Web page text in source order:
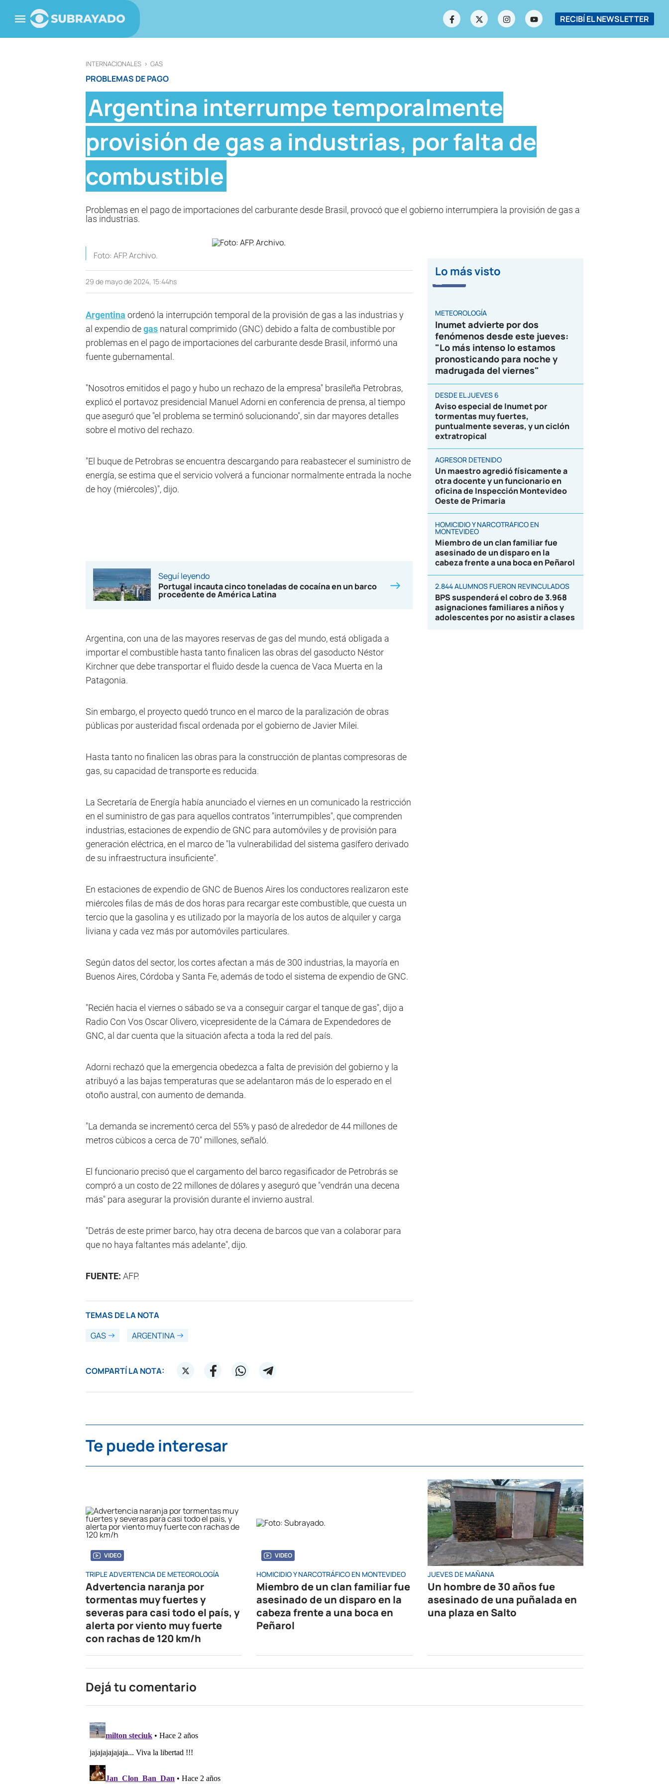
RECIBÍ EL NEWSLETTER
INTERNACIONALES > GAS
PROBLEMAS DE PAGO
Argentina interrumpe temporalmente
provisión de gas a industrias, por falta de
combustible
Problemas en el pago de importaciones del carburante desde Brasil, provocó que el gobierno interrumpiera la provisión de gas a
las industrias.
Foto: AFP. Archivo.
29 de mayo de 2024, 15:44hs
Argentina ordenó la interrupción temporal de la provisión de gas a las industrias y
al expendio degas natural comprimido (GNC) debido a falta de combustible por
problemas en el pago de importaciones del carburante desde Brasil, informó una
fuente gubernamental.
"Nosotros emitidos el pago y hubo un rechazo de la empresa" brasileña Petrobras,
explicó el portavoz presidencial Manuel Adorni en conferencia de prensa, al tiempo
que aseguró que "el problema se terminó solucionando", sin dar mayores detalles
sobre el motivo del rechazo.
"El buque de Petrobras se encuentra descargando para reabastecer el suministro de
energía, se estima que el servicio volverá a funcionar normalmente entrada la noche
de hoy (miércoles)", dijo.
Seguí leyendo
Portugal incauta cinco toneladas de cocaína en un barco
procedente de América Latina
Argentina, con una de las mayores reservas de gas del mundo, está obligada a
importar el combustible hasta tanto finalicen las obras del gasoducto Néstor
Kirchner que debe transportar el fluido desde la cuenca de Vaca Muerta en la
Patagonia.
Sin embargo, el proyecto quedó trunco en el marco de la paralización de obras
públicas por austeridad fiscal ordenada por el gobierno de Javier Milei.
Hasta tanto no finalicen las obras para la construcción de plantas compresoras de
gas, su capacidad de transporte es reducida.
La Secretaría de Energía había anunciado el viernes en un comunicado la restricción
en el suministro de gas para aquellos contratos "interrumpibles", que comprenden
industrias, estaciones de expendio de GNC para automóviles y de provisión para
generación eléctrica, en el marco de "la vulnerabilidad del sistema gasífero derivado
de su infraestructura insuficiente".
En estaciones de expendio de GNC de Buenos Aires los conductores realizaron este
miércoles filas de más de dos horas para recargar este combustible, que cuesta un
tercio que la gasolina y es utilizado por la mayoría de los autos de alquiler y carga
liviana y cada vez más por automóviles particulares.
Según datos del sector, los cortes afectan a más de 300 industrias, la mayoría en
Buenos Aires, Córdoba y Santa Fe, además de todo el sistema de expendio de GNC.
"Recién hacia el viernes o sábado se va a conseguir cargar el tanque de gas", dijo a
Radio Con Vos Oscar Olivero, vicepresidente de la Cámara de Expendedores de
GNC, al dar cuenta que la situación afecta a toda la red del país.
Adorni rechazó que la emergencia obedezca a falta de previsión del gobierno y la
atribuyó a las bajas temperaturas que se adelantaron más de lo esperado en el
otoño austral, con aumento de demanda.
"La demanda se incrementó cerca del 55% y pasó de alrededor de 44 millones de
metros cúbicos a cerca de 70" millones, señaló.
El funcionario precisó que el cargamento del barco regasificador de Petrobrás se
compró a un costo de 22 millones de dólares y aseguró que "vendrán una decena
más" para asegurar la provisión durante el invierno austral.
"Detrás de este primer barco, hay otra decena de barcos que van a colaborar para
que no haya faltantes más adelante", dijo.
FUENTE: AFP.
TEMAS DE LA NOTA
GAS
ARGENTINA
COMPARTÍ LA NOTA:
Lo más visto
METEOROLOGÍA
Inumet advierte por dos
fenómenos desde este jueves:
"Lo más intenso lo estamos
pronosticando para noche y
madrugada del viernes"
DESDE EL JUEVES 6
Aviso especial de Inumet por
tormentas muy fuertes,
puntualmente severas, y un ciclón
extratropical
AGRESOR DETENIDO
Un maestro agredió físicamente a
otra docente y un funcionario en
oficina de Inspección Montevideo
Oeste de Primaria
HOMICIDIO Y NARCOTRÁFICO EN
MONTEVIDEO
Miembro de un clan familiar fue
asesinado de un disparo en la
cabeza frente a una boca en Peñarol
2.844 ALUMNOS FUERON REVINCULADOS
BPS suspenderá el cobro de 3.968
asignaciones familiares a niños y
adolescentes por no asistir a clases
Te puede interesar
VIDEO
TRIPLE ADVERTENCIA DE METEOROLOGÍA
Advertencia naranja por
tormentas muy fuertes y
severas para casi todo el país, y
alerta por viento muy fuerte
con rachas de 120 km/h
VIDEO
HOMICIDIO Y NARCOTRÁFICO EN MONTEVIDEO
Miembro de un clan familiar fue
asesinado de un disparo en la
cabeza frente a una boca en
Peñarol
JUEVES DE MAÑANA
Un hombre de 30 años fue
asesinado de una puñalada en
una plaza en Salto
Dejá tu comentario